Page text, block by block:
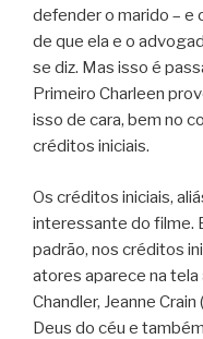
defender o marido – e
de que ela e o
se diz. Mas isso é
Primeiro Charleen
isso de cara, bem no
créditos iniciais.
Os créditos iniciais,
interessante do filme.
padrão, nos créditos
atores aparece na tela
Chandler, Jeanne
Deus do céu e